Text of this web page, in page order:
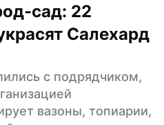
сад: 22
Салехард
с подрядчиком,
вазоны, топиарии,